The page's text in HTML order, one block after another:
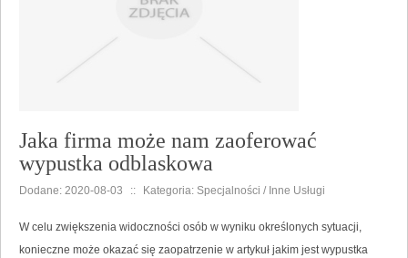
Jaka firma może nam zaoferować
wypustka odblaskowa
Dodane: 2020-08-03 :: Kategoria: Specjalności / Inne Usługi
W celu zwiększenia widoczności osób w wyniku określonych sytuacji,
konieczne może okazać się zaopatrzenie w artykuł jakim jest wypustka